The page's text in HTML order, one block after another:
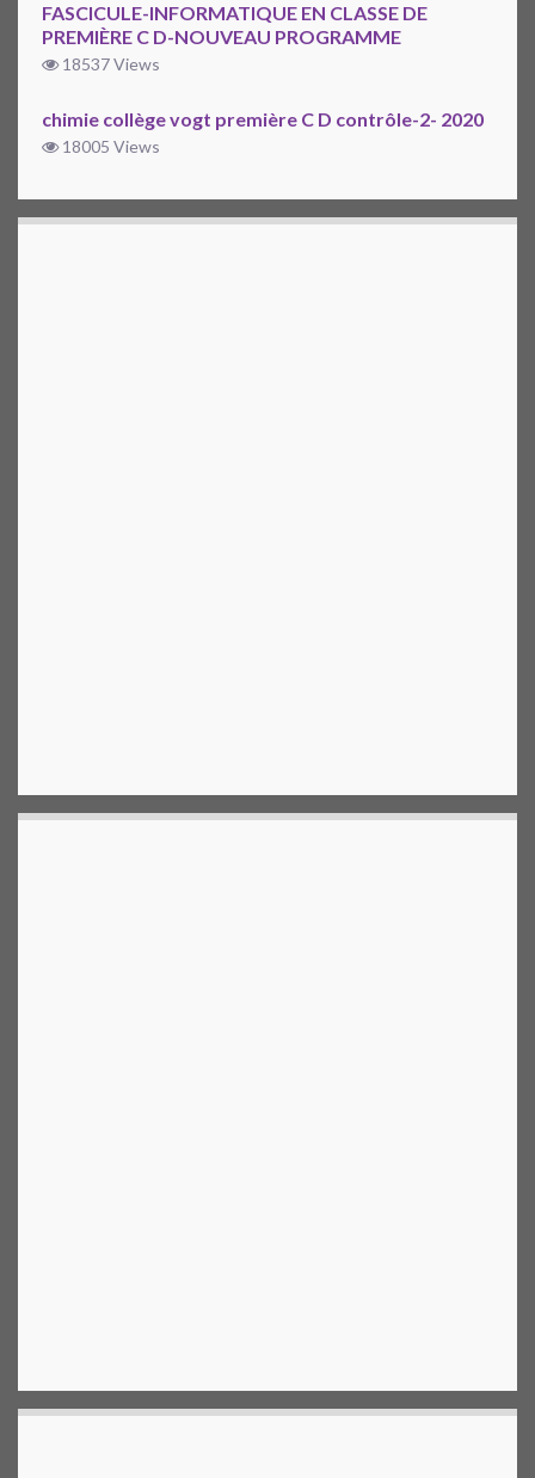
FASCICULE-INFORMATIQUE EN CLASSE DE
PREMIÈRE C D-NOUVEAU PROGRAMME
18537 Views
chimie collège vogt première C D contrôle-2- 2020
18005 Views